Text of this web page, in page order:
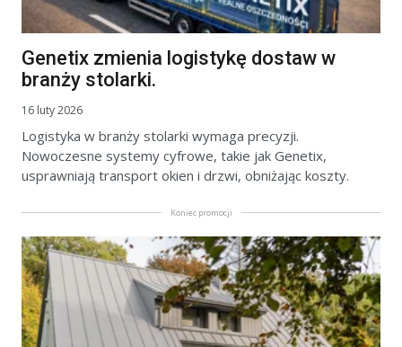
Genetix zmienia logistykę dostaw w
branży stolarki.
16 luty 2026
Logistyka w branży stolarki wymaga precyzji.
Nowoczesne systemy cyfrowe, takie jak Genetix,
usprawniają transport okien i drzwi, obniżając koszty.
Koniec promocji